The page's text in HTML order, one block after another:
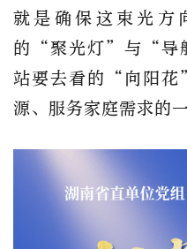
就是确保这束光方
的“聚光灯”与“导
站要去看的“向阳花
源、服务家庭需求的